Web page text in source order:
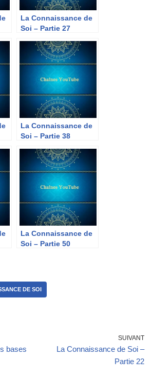
La Connaissance de
Soi – Partie 27
La Connaissance de
Soi – Partie 38
La Connaissance de
Soi – Partie 50
DE SOI
bases
SUIVANT
La Connaissance de Soi –
Partie 22